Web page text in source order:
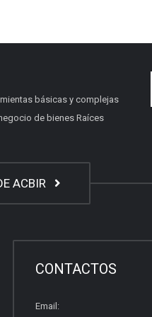
básicas y complejas
de bienes Raíces
ACBIR
CONTACTOS
Email: